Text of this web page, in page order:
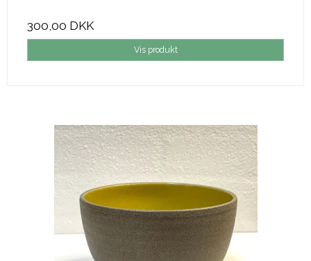
300,00 DKK
Vis produkt